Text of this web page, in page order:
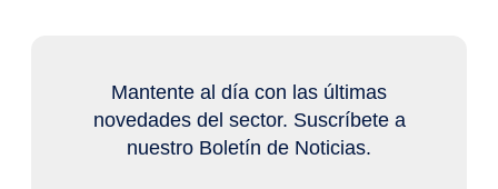
Mantente al día con las últimas
novedades del sector. Suscríbete a
nuestro Boletín de Noticias.